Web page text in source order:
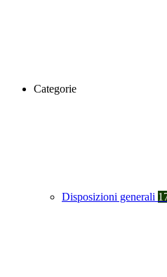
Categorie
Disposizioni generali